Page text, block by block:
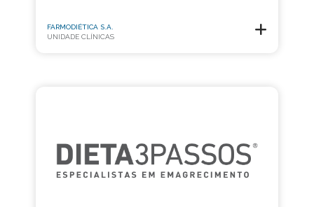
FARMODIÉTICA S.A.
UNIDADE CLÍNICAS